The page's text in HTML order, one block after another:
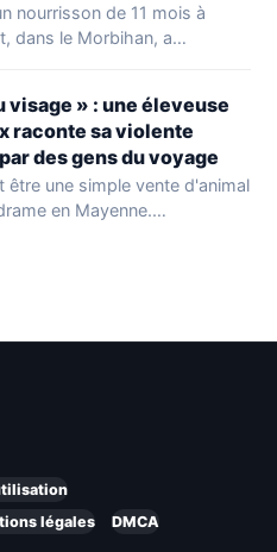
nourrisson de 11 mois à
dans le Morbihan, a
visage » : une éleveuse
raconte sa violente
des gens du voyage
être une simple vente d'animal
en Mayenne.…
légales DMCA